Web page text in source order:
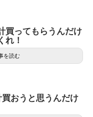
買ってもらうんだけ
れ！
を読む
おうと思うんだけ